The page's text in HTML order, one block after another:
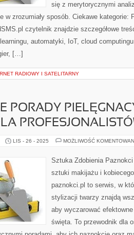
się z merytorycznymi
w zrozumiały sposób. Ciekawe kategorie:
czytelnik znajdzie szczegółowe
automatyki, IoT, cloud
[…]
RADIOWY I SATELITARNY
PORADY
LIS - 26 - 2025 MOŻLIWOŚĆ
Sztuka Zdobienia
sztuki makijażu i
paznokci.pl to serwis, w
stylizacji twarzy znajdą
aby wyczarować
święta. To przewodnik dla